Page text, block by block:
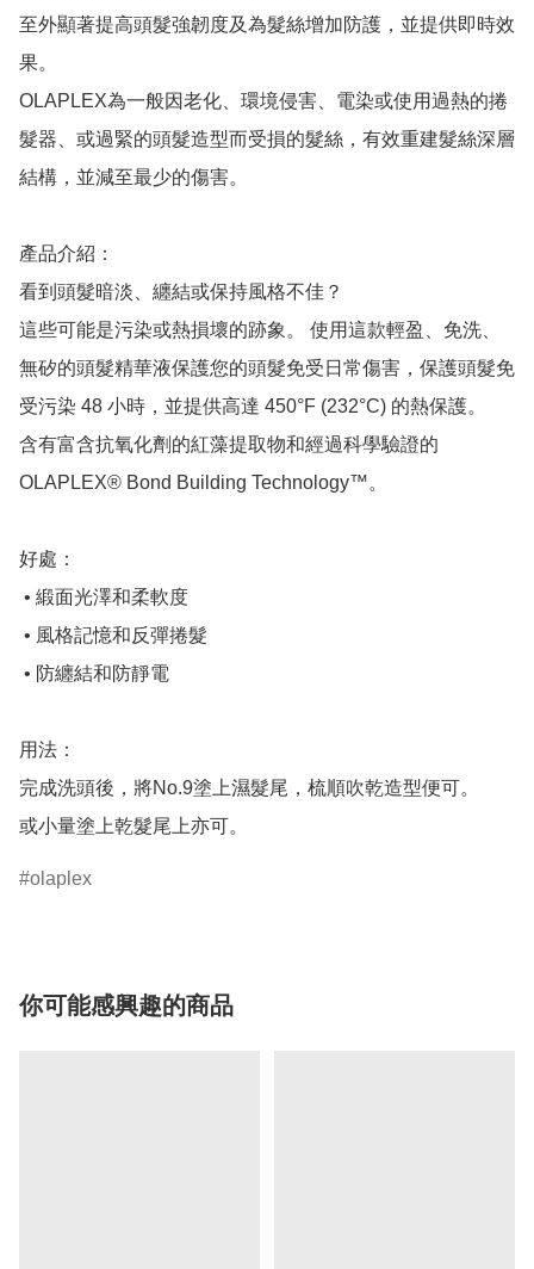
至外顯著提高頭髮強韌度及為髮絲增加防護，並提供即時效
果。
OLAPLEX為一般因老化、環境侵害、電染或使用過熱的捲
髮器、或過緊的頭髮造型而受損的髮絲，有效重建髮絲深層
結構，並減至最少的傷害。
產品介紹：
看到頭髮暗淡、纏結或保持風格不佳？
這些可能是污染或熱損壞的跡象。 使用這款輕盈、免洗、
無矽的頭髮精華液保護您的頭髮免受日常傷害，保護頭髮免
受污染 48 小時，並提供高達 450°F (232°C) 的熱保護。
含有富含抗氧化劑的紅藻提取物和經過科學驗證的
OLAPLEX® Bond Building Technology™。
好處：
用法：
完成洗頭後，將No.9塗上濕髮尾，梳順吹乾造型便可。
或小量塗上乾髮尾上亦可。
olaplex
你可能感興趣的商品